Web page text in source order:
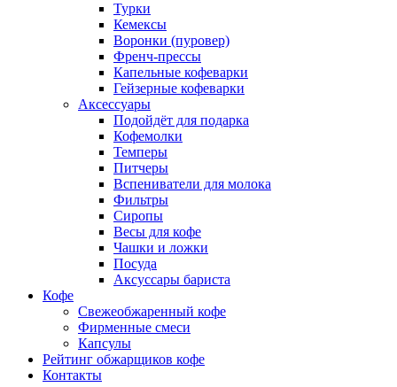
Турки
Кемексы
Воронки (пуровер)
Френч-прессы
Капельные кофеварки
Гейзерные кофеварки
Аксессуары
Подойдёт для подарка
Кофемолки
Темперы
Питчеры
Вспениватели для молока
Фильтры
Сиропы
Весы для кофе
Чашки и ложки
Посуда
Аксуссары бариста
Кофе
Свежеобжаренный кофе
Фирменные смеси
Капсулы
Рейтинг обжарщиков кофе
Контакты